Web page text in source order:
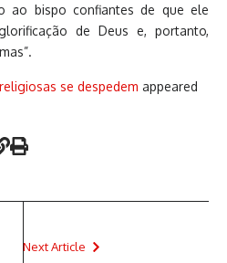
ao bispo confiantes de que ele
de Deus e, portanto,
se despedem appeared
Next Article